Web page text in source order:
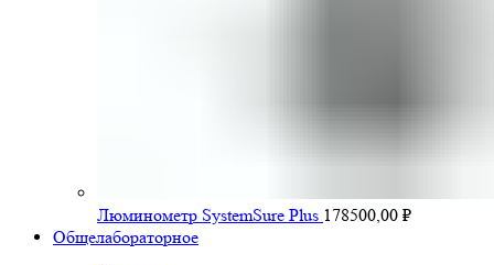
Люминометр SystemSure Plus 178500,00 ₽
Общелабораторное